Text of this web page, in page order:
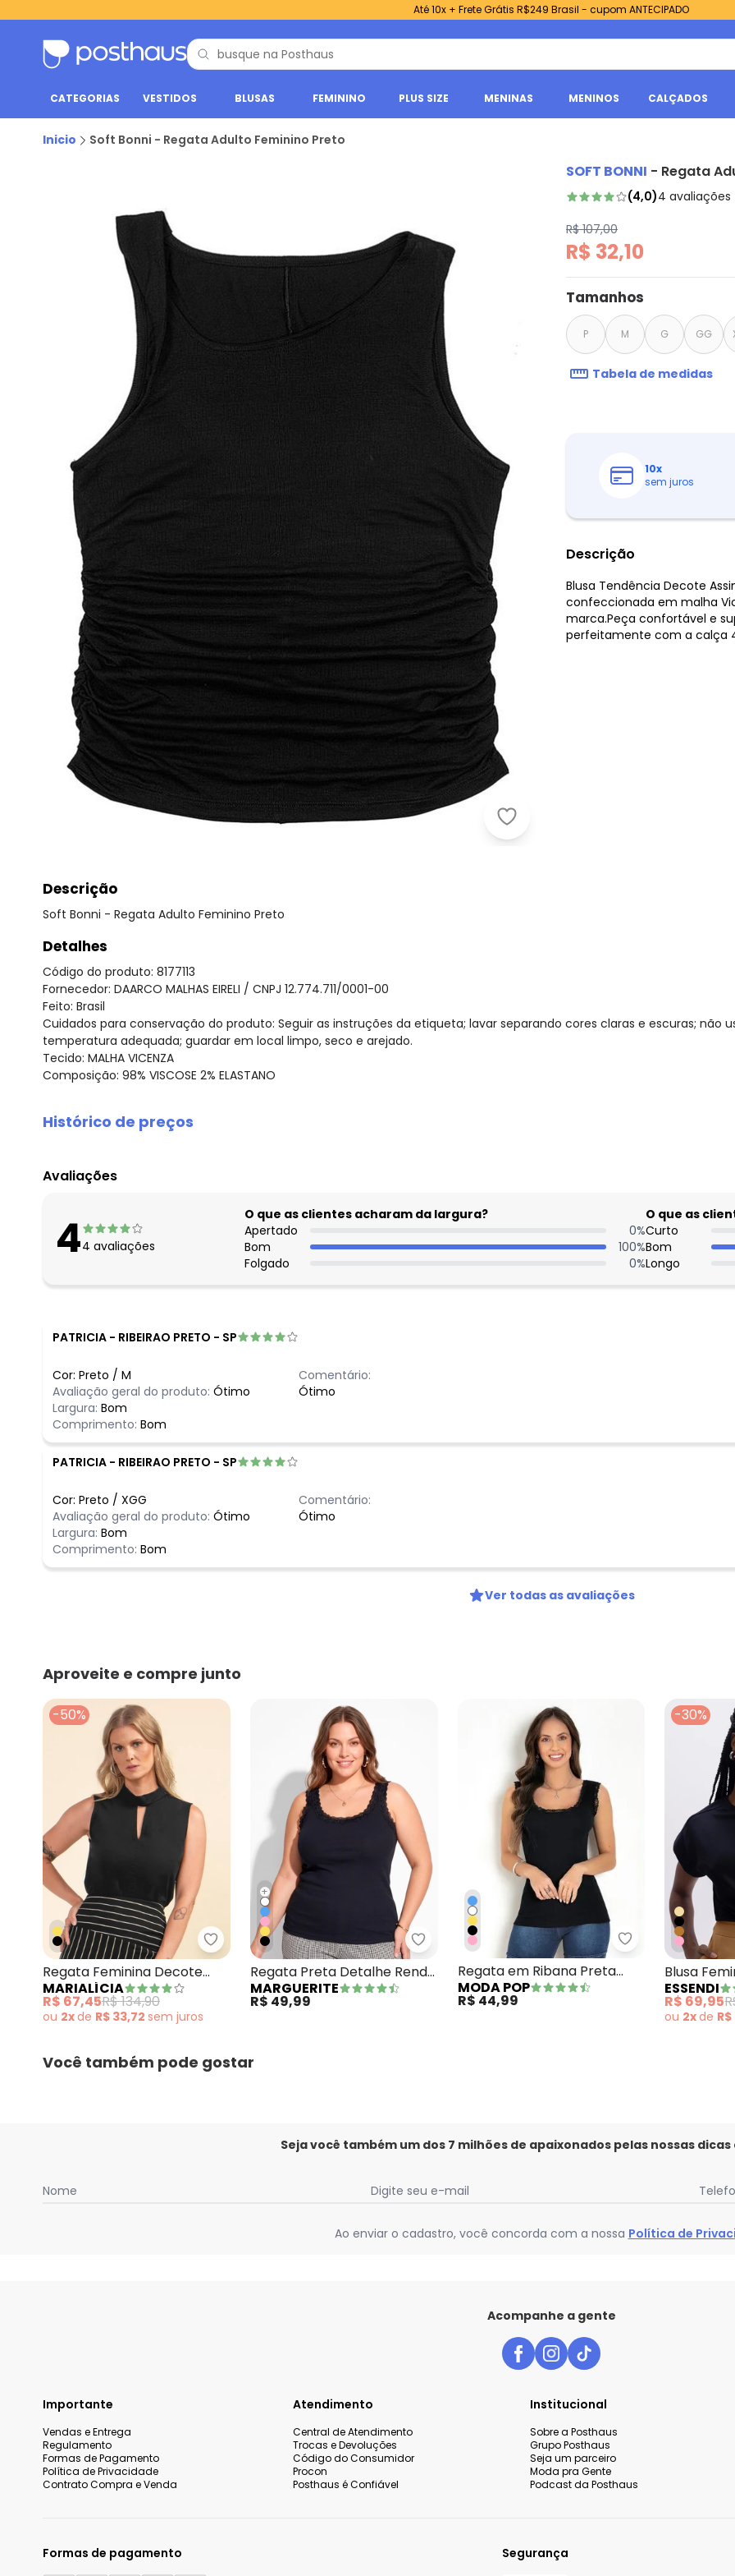
Até 10x + Frete Grátis R$249 Brasil - cupom ANTECIPADO
CATEGORIAS VESTIDOS BLUSAS FEMININO PLUS SIZE MENINAS MENINOS CALÇADOS
Inicio Soft Bonni - Regata Adulto Feminino Preto
SOFT BONNI - Regata
(4,0)4 avaliações
R$ 107,00
R$ 32,10
Tamanhos
P M G GG
Tabela de medidas
10x
sem juros
Descrição
Blusa Tendência Decote
confeccionada em malha
marca.Peça confortável e
perfeitamente com a calça
Descrição
Soft Bonni - Regata Adulto Feminino Preto
Detalhes
Código do produto: 8177113
Fornecedor: DAARCO MALHAS EIRELI / CNPJ 12.774.711/0001-00
Feito: Brasil
Cuidados para conservação do produto: Seguir as instruções da etiqueta; lavar separando cores claras e escuras; não
temperatura adequada; guardar em local limpo, seco e arejado.
Tecido: MALHA VICENZA
Composição: 98% VISCOSE 2% ELASTANO
Histórico de preços
agosto/2026
maio/2026
abril/2026
fevereiro/2026
Avaliações
44 avaliações
O que as clientes acharam da largura?
Apertado
0%
Bom
100%
Folgado
0%
O que as
Curto
Bom
Longo
PATRICIA - RIBEIRAO PRETO - SP
Cor: Preto / M
Avaliação geral do produto: Ótimo
Largura: Bom
Comprimento: Bom
Comentário:
Ótimo
PATRICIA - RIBEIRAO PRETO - SP
Cor: Preto / XGG
Avaliação geral do produto: Ótimo
Largura: Bom
Comprimento: Bom
Comentário:
Ótimo
Ver todas as avaliações
Aproveite e compre junto
-50%
Marialícia - Regata Feminina Decote com Recorte Preto
Regata Feminina Decote
com Recorte Preto
MARIALÍCIA
R$ 67,45R$ 134,90
ou 2xde R$ 33,72 sem juros
+
Marguerite - Regata Preta Detalhe Renda Plus Size
Regata Preta Detalhe Renda
Plus Size
MARGUERITE
R$ 49,99
Moda Pop -
Regata em Ribana Preta
com Renda
MODA POP
R$ 44,99
-30%
Blusa
ESSENDI
R$ 69,95
ou 2xde
Você também pode gostar
Seja você também um dos 7 milhões de apaixonados pelas nossas
Nome Digite seu e-mail
Ao enviar o cadastro, você concorda com a nossa Política de
Acompanhe a gente
Importante
Vendas e Entrega
Regulamento
Formas de Pagamento
Política de Privacidade
Contrato Compra e Venda
Atendimento
Central de Atendimento
Trocas e Devoluções
Código do Consumidor
Procon
Posthaus é Confiável
Institucional
Sobre a Posthaus
Grupo Posthaus
Seja um parceiro
Moda pra Gente
Podcast da Posthaus
Formas de pagamento Segurança
Nome